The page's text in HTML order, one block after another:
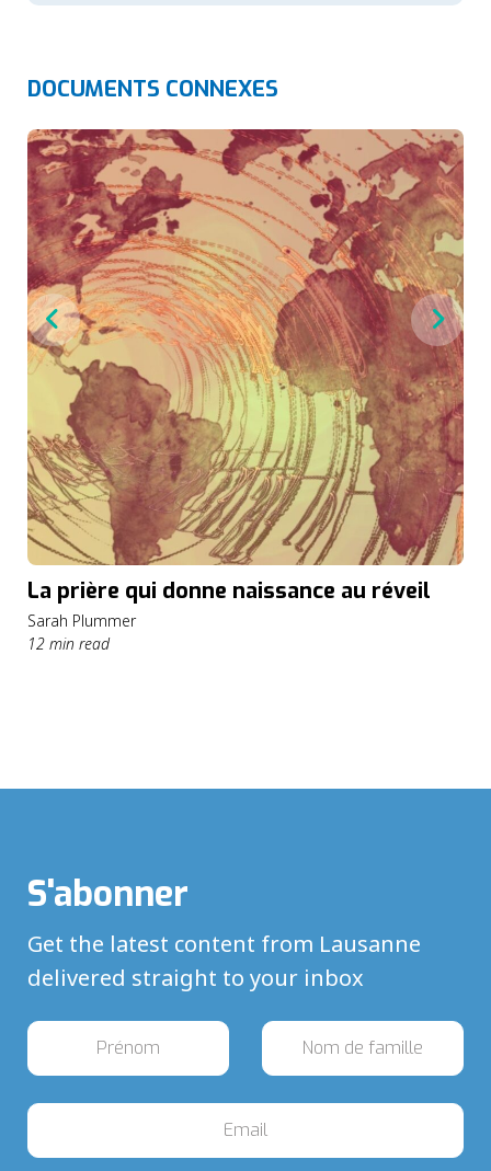
DOCUMENTS CONNEXES
La prière qui donne naissance au réveil
Sarah Plummer
12 min read
S'abonner
Get the latest content from Lausanne
delivered straight to your inbox